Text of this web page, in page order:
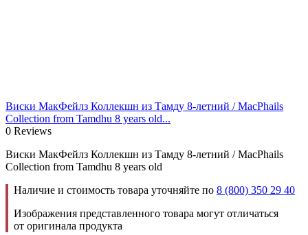
Виски МакФейлз Коллекшн из Тамду 8-летний / MacPhails
Collection from Tamdhu 8 years old...
0 Reviews
Виски МакФейлз Коллекшн из Тамду 8-летний / MacPhails
Collection from Tamdhu 8 years old
Наличие и стоимость товара уточняйте по 8 (800) 350 29 40
Изображения представленного товара могут отличаться
от оригинала продукта